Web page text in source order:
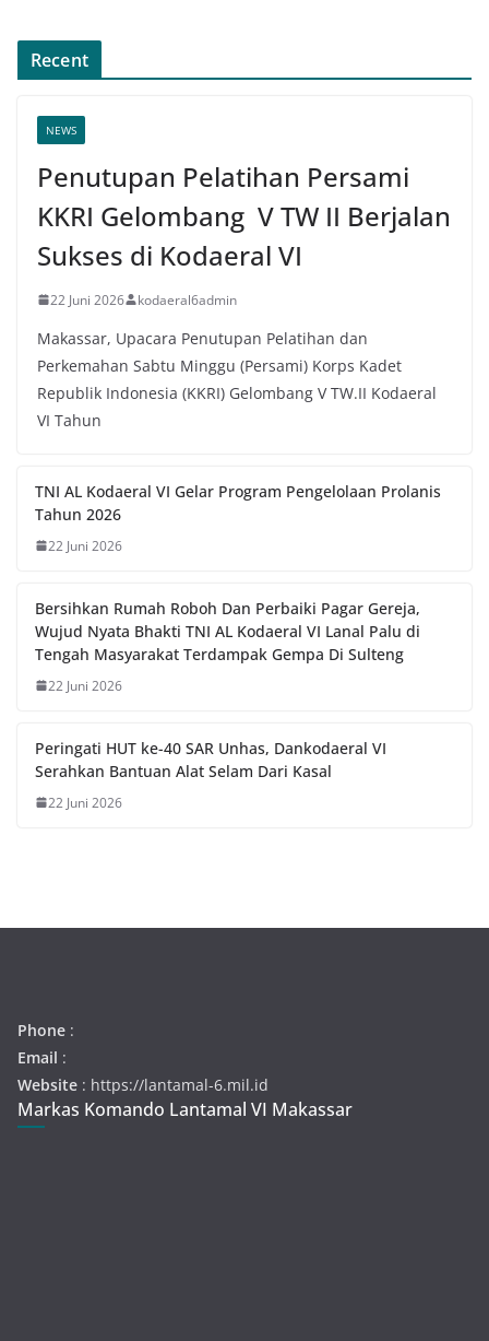
Recent
NEWS
Penutupan Pelatihan Persami
KKRI Gelombang V TW II Berjalan
Sukses di Kodaeral VI
22 Juni 2026 kodaeral6admin
Makassar, Upacara Penutupan Pelatihan dan
Perkemahan Sabtu Minggu (Persami) Korps Kadet
Republik Indonesia (KKRI) Gelombang V TW.II Kodaeral
VI Tahun
TNI AL Kodaeral VI Gelar Program Pengelolaan Prolanis
Tahun 2026
22 Juni 2026
Bersihkan Rumah Roboh Dan Perbaiki Pagar Gereja,
Wujud Nyata Bhakti TNI AL Kodaeral VI Lanal Palu di
Tengah Masyarakat Terdampak Gempa Di Sulteng
22 Juni 2026
Peringati HUT ke-40 SAR Unhas, Dankodaeral VI
Serahkan Bantuan Alat Selam Dari Kasal
22 Juni 2026
Phone :
Email :
Website : https://lantamal-6.mil.id
Markas Komando Lantamal VI Makassar